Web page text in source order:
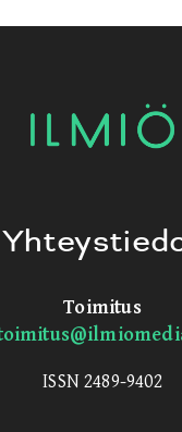
Toimitus
ISSN 2489-9402